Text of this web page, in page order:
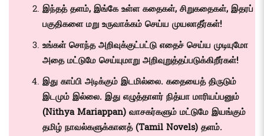
இந்தத் தளம், இங்கே உள்ள கதைகள், சிறுகதைகள், இதரப்
பகுதிகளை மறு உருவாக்கம் செய்ய முயலாதீர்கள்!
உங்கள் சொந்த அறிவுக்குட்பட்டு எதைச் செய்ய முடியுமோ
அதை மட்டுமே செய்யுமாறு அறிவுறுத்தப்படுக்கிறீர்கள்!
இது காப்பி அடிக்கும் இடமில்லை. கதையைத் திருடும்
இடமும் இல்லை. இது எழுத்தாளர் நித்யா மாரியப்பனும்
(Nithya Mariappan)வாசகர்களும் மட்டுமே இயங்கும்
தமிழ் நாவல்களுக்கானத் (Tamil Novels)தளம்.